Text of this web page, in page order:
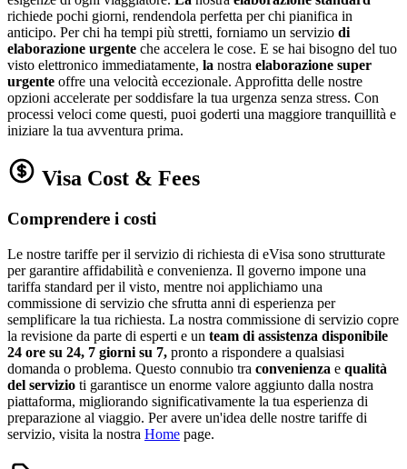
richiede pochi giorni, rendendola perfetta per chi pianifica in
anticipo. Per chi ha tempi più stretti, forniamo un servizio di
elaborazione urgente che accelera le cose. E se hai bisogno del tuo
visto elettronico immediatamente, la nostra elaborazione super
urgente offre una velocità eccezionale. Approfitta delle nostre
opzioni accelerate per soddisfare la tua urgenza senza stress. Con
processi veloci come questi, puoi goderti una maggiore tranquillità e
iniziare la tua avventura prima.
Visa Cost & Fees
Comprendere i costi
Le nostre tariffe per il servizio di richiesta di eVisa sono strutturate
per garantire affidabilità e convenienza. Il governo impone una
tariffa standard per il visto, mentre noi applichiamo una
commissione di servizio che sfrutta anni di esperienza per
semplificare la tua richiesta. La nostra commissione di servizio copre
la revisione da parte di esperti e un team di assistenza disponibile
24 ore su 24, 7 giorni su 7, pronto a rispondere a qualsiasi
domanda o problema. Questo connubio tra convenienza e qualità
del servizio ti garantisce un enorme valore aggiunto dalla nostra
piattaforma, migliorando significativamente la tua esperienza di
preparazione al viaggio. Per avere un'idea delle nostre tariffe di
servizio, visita la nostra Home page.